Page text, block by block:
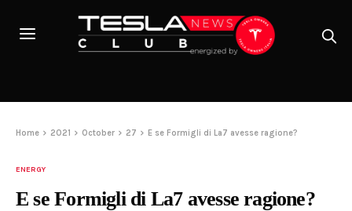
Home 2021 October 27 E se Formigli di La7 avesse ragione?
ENERGY
E se Formigli di La7 avesse ragione?